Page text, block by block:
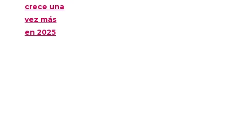
crece una
vez más
en 2025